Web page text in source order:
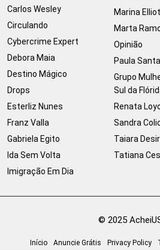
Carlos Wesley
Circulando
Cybercrime Expert
Debora Maia
Destino Mágico
Drops
Esterliz Nunes
Franz Valla
Gabriela Egito
Ida Sem Volta
Imigração Em Dia
Marina Elliot
Marta
Opinião
Paula
Grupo
Sul da
Renata
Sandra
Taiara
Tatiana
© 2025
Início Anuncie Grátis Privacy Policy